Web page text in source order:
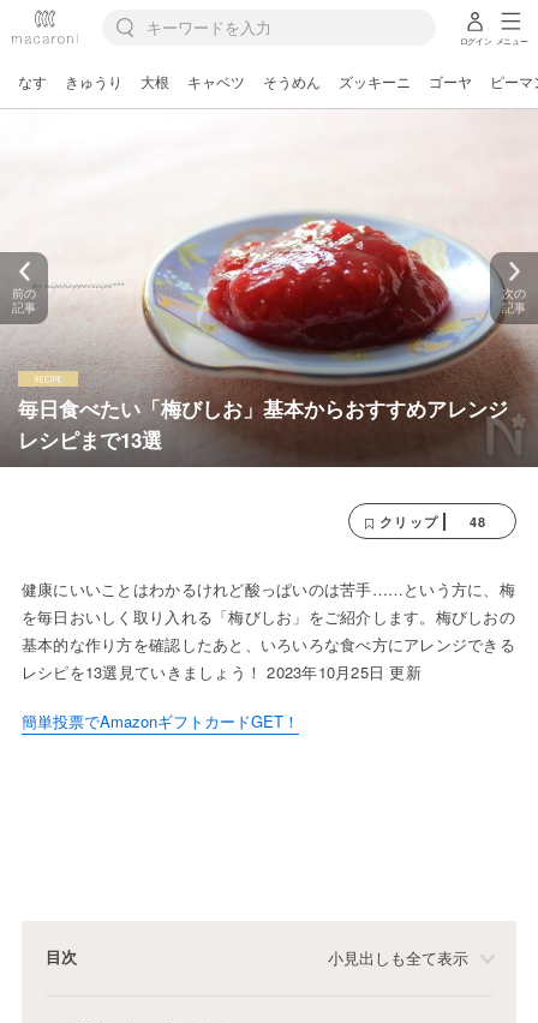
ログイン メニュー
なす きゅうり 大根 キャベツ そうめん ズッキーニ ゴーヤ ピーマ
毎日食べたい「梅びしお」基本からおすすめアレンジ
レシピまで13選
前の
記事
次の
記事
クリップ 48
健康にいいことはわかるけれど酸っぱいのは苦手……という方に、梅
を毎日おいしく取り入れる「梅びしお」をご紹介します。梅びしおの
基本的な作り方を確認したあと、いろいろな食べ方にアレンジできる
レシピを13選見ていきましょう！ 2023年10月25日 更新
簡単投票でAmazonギフトカードGET！
目次 小見出しも全て表示